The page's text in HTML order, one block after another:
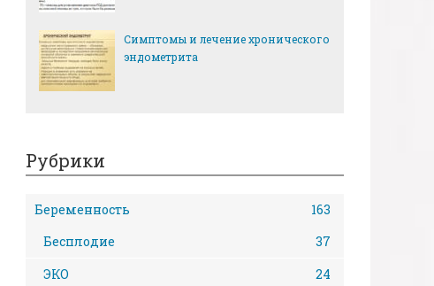
Симптомы и лечение хронического
эндометрита
Рубрики
Беременность
163
Бесплодие
37
ЭКО
24